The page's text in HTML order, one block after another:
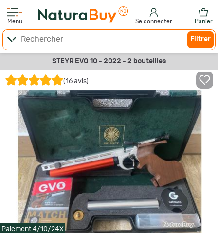
Menu Se connecter Panier
Filtrer
STEYR EVO 10 - 2022 - 2 bouteilles
(16 avis)
Paiement 4/10/24X